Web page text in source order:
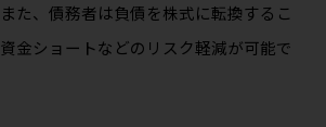
た、債務者は負債を株式に転換するこ
金ショートなどのリスク軽減が可能で